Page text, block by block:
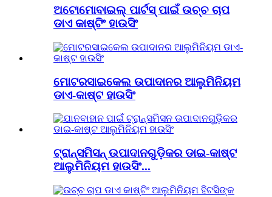
ଅଟୋମୋବାଇଲ୍ ପାର୍ଟସ୍ ପାଇଁ ଉଚ୍ଚ ଚାପ
ଡାଏ କାଷ୍ଟିଂ ହାଉସିଂ
ମୋଟରସାଇକେଲ ଉପାଦାନର ଆଲୁମିନିୟମ
ଡାଏ-କାଷ୍ଟ ହାଉସିଂ
ଟ୍ରାନ୍ସମିସନ୍ ଉପାଦାନଗୁଡ଼ିକର ଡାଇ-କାଷ୍ଟ
ଆଲୁମିନିୟମ ହାଉସିଂ...